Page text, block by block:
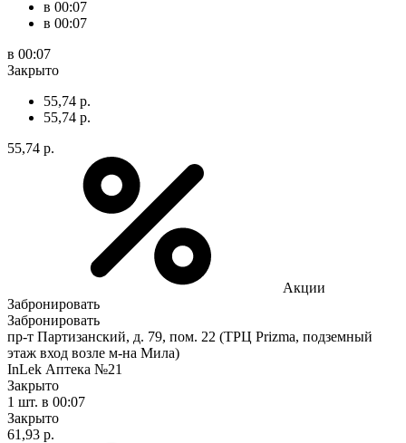
в 00:07
в 00:07
в 00:07
Закрыто
55,74 р.
55,74 р.
55,74 р.
Акции
Забронировать
Забронировать
пр-т Партизанский, д. 79, пом. 22 (ТРЦ Prizma, подземный
этаж вход возле м-на Мила)
InLek Аптека №21
Закрыто
1 шт. в 00:07
Закрыто
61,93 р.